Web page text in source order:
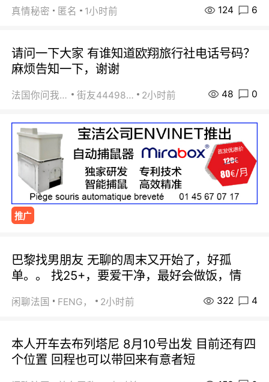
真情秘密 匿名 1小时前 124 6
请问一下大家 有谁知道欧翔旅行社电话号码？
麻烦告知一下，谢谢
法国你问我答 街友44498484 2小时前 48 0
推广
巴黎找男朋友 无聊的周末又开始了，好孤
单。。 找25+，要爱干净，最好会做饭，情
闲聊法国 FENG， 2小时前 322 4
本人开车去布列塔尼 8月10号出发 目前还有四
个位置 回程也可以带回来有意者短